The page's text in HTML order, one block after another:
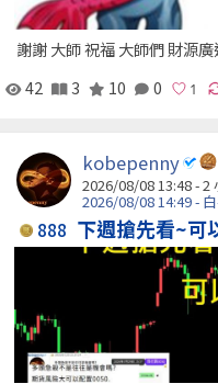
謝謝 大師 祝福 大師們 財源
42
3 10 0
kobepenny
2026/08/08 13:48 -2
2026/08/08 14:49 -
888 下週搶先看~可